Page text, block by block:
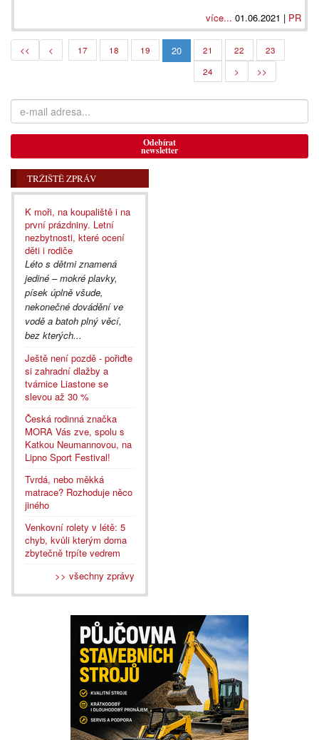
více... 01.06.2021 | PR
<< < 17 18 19 20 21 22
23
24
> >>
Odebírat
newsletter
TRŽIŠTĚ ZPRÁV
K moři, na koupaliště i na
první prázdniny. Letní
nezbytnosti, které ocení
děti i rodiče
Léto s dětmi znamená
jediné – mokré plavky,
písek úplně všude,
nekonečné dovádění ve
vodě a batoh plný věcí,
bez kterých...
Ještě není pozdě - pořiďte
si zahradní dlažby a
tvárnice Liastone se
slevou až 30 %
Česká rodinná značka
MORA Vás zve, spolu s
Katkou Neumannovou, na
Lipno Sport Festival!
Tvrdá, nebo měkká
matrace? Rozhoduje něco
jiného
Venkovní rolety v létě: 5
chyb, kvůli kterým doma
zbytečně trpíte vedrem
>> všechny zprávy